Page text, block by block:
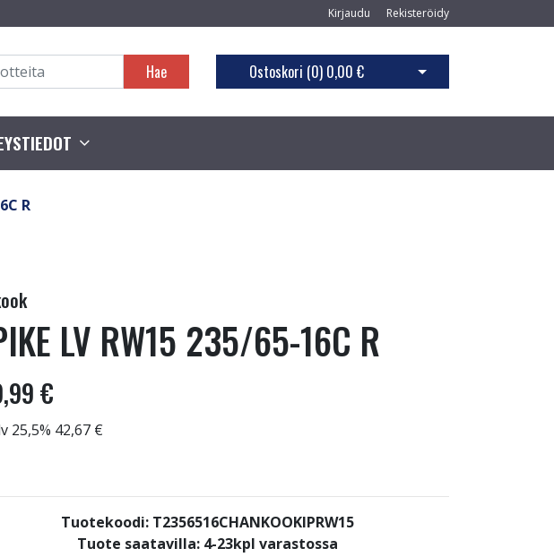
Kirjaudu Rekisteröidy
Hae Ostoskori (0) 0,00 € Avaa ostoskori
R
LV RW15 235/65-16C R
€
25,5% 42,67 €
Tuotekoodi: T2356516CHANKOOKIPRW15
Tuote saatavilla: 4-23kpl varastossa